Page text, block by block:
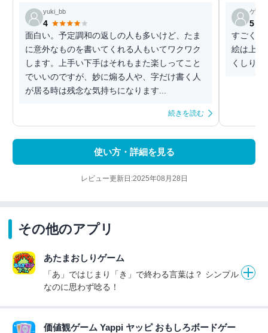
yuki_bb
4
面白い。予定調和の返しの人も多いけど、たま
に意外なものを書いてくれる人もいてワクワク
します。上手い下手はそれもまた楽しってこと
でいいのですが、妙に煽る人や、字だけ書く人
が居る時は残念な気持ちになります...
続きを読む
ゲス
5
すごく絵
絵は上手
くしり
使い方・詳細を見る
レビュー更新日:2025年08月28日
その他のアプリ
あたまおしりゲーム
「あ」ではじまり「き」で終わる言葉は？ シンプル
なのに思わず唸る！
価値観ゲーム Yappi ヤッピ おもしろボードゲー